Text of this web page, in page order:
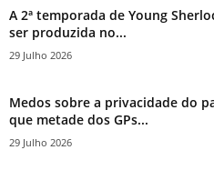
A 2ª temporada de Young
ser produzida no...
29 Julho 2026
Medos sobre a privacidade do
que metade dos GPs...
29 Julho 2026